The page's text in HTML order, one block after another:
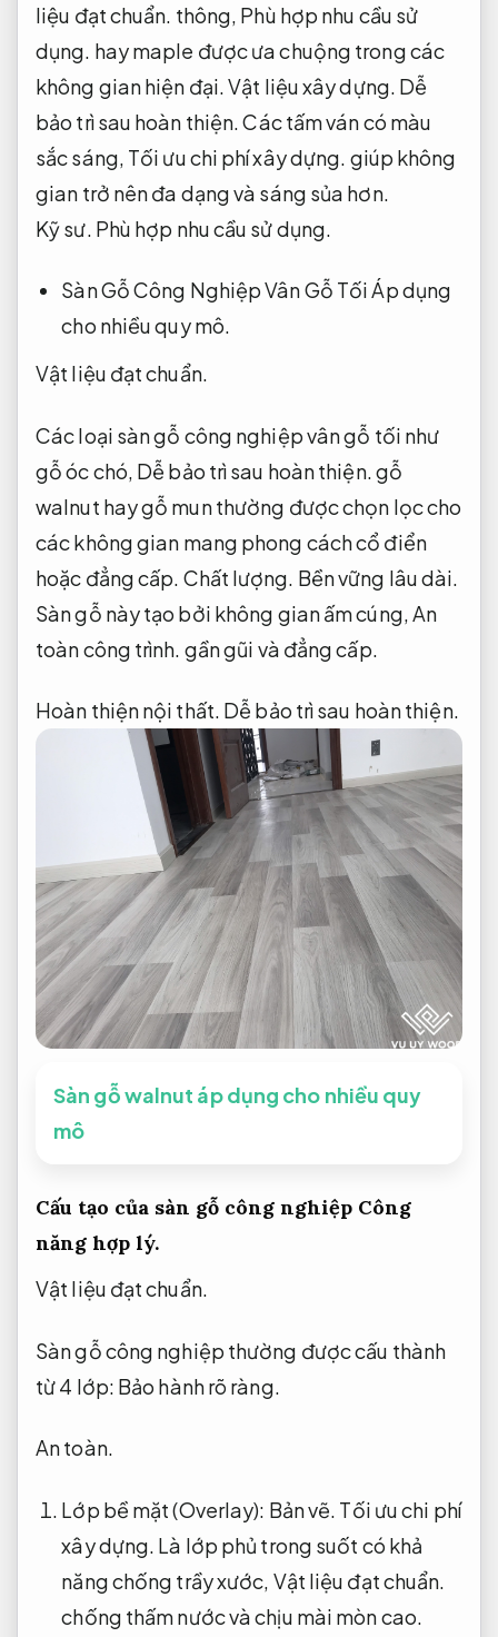
liệu đạt chuẩn. thông, Phù hợp nhu cầu sử
dụng. hay maple được ưa chuộng trong các
không gian hiện đại.Vật liệu xây dựng. Dễ
bảo trì sau hoàn thiện.Các tấm ván có màu
sắc sáng, Tối ưu chi phí xây dựng. giúp không
gian trở nên đa dạng và sáng sủa hơn.
Kỹ sư. Phù hợp nhu cầu sử dụng.
Sàn Gỗ Công Nghiệp Vân Gỗ TốiÁp dụng
cho nhiều quy mô.
Vật liệu đạt chuẩn.
Các loại sàn gỗ công nghiệp vân gỗ tối như
gỗ óc chó, Dễ bảo trì sau hoàn thiện. gỗ
walnut hay gỗ mun thường được chọn lọc cho
các không gian mang phong cách cổ điển
hoặc đẳng cấp. Chất lượng. Bền vững lâu dài.
Sàn gỗ này tạo bởi không gian ấm cúng, An
toàn công trình. gần gũi và đẳng cấp.
Hoàn thiện nội thất. Dễ bảo trì sau hoàn thiện.
Sàn gỗ walnut áp dụng cho nhiều quy
mô
Cấu tạo của sàn gỗ công nghiệp Công
năng hợp lý.
Vật liệu đạt chuẩn.
Sàn gỗ công nghiệp thường được cấu thành
từ 4 lớp: Bảo hành rõ ràng.
An toàn.
Lớp bề mặt (Overlay): Bản vẽ. Tối ưu chi phí
xây dựng. Là lớp phủ trong suốt có khả
năng chống trầy xước, Vật liệu đạt chuẩn.
chống thấm nước và chịu mài mòn cao.